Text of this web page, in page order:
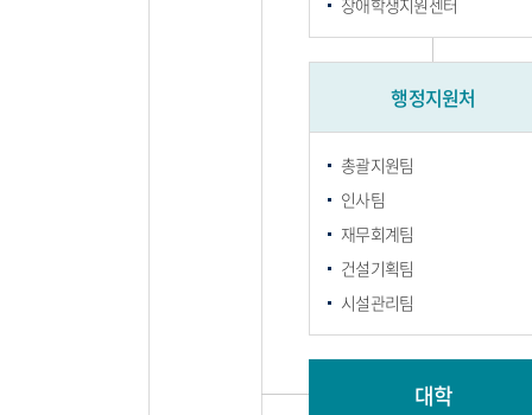
장애학생지원센터
행정지원처
총괄지원팀
인사팀
재무회계팀
건설기획팀
시설관리팀
대학